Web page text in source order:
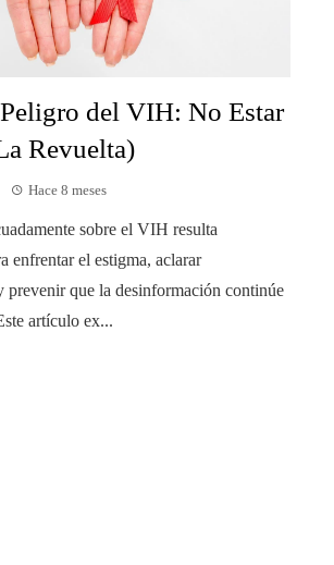
del VIH: No Estar
Revuelta)
Hace 8 meses
sobre el VIH resulta
enfrentar el estigma, aclarar
prevenir que la desinformación continúe
artículo ex...